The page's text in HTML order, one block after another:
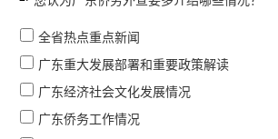
全省热点重点新闻
广东重大发展部署和重要政策解读
广东经济社会文化发展情况
广东侨务工作情况